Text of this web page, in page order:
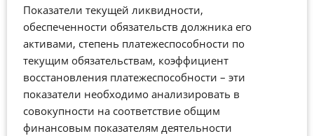
Показатели текущей ликвидности,
обеспеченности обязательств должника его
активами, степень платежеспособности по
текущим обязательствам, коэффициент
восстановления платежеспособности – эти
показатели необходимо анализировать в
совокупности на соответствие общим
финансовым показателям деятельности